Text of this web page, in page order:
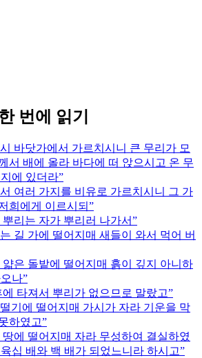
번에 읽기
바닷가에서 가르치시니 큰 무리가 모
서 배에 올라 바다에 떠 앉으시고 온 무
에 있더라
여러 가지를 비유로 가르치시니 그 가
희에게 이르시되
리는 자가 뿌리러 나가서
길 가에 떨어지매 새들이 와서 먹어 버
얇은 돌밭에 떨어지매 흙이 깊지 아니하
나
타져서 뿌리가 없으므로 말랐고
기에 떨어지매 가시가 자라 기운을 막
하였고
에 떨어지매 자라 무성하여 결실하였
십 배와 백 배가 되었느니라 하시고